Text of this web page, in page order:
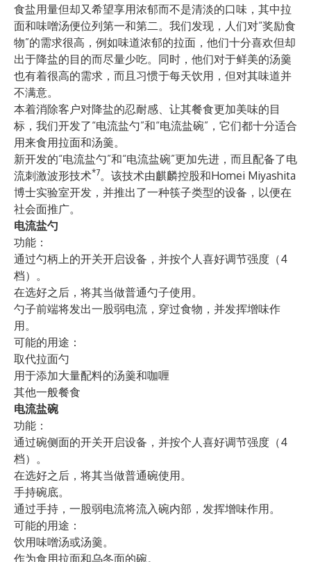
食盐用量但却又希望享用浓郁而不是清淡的口味，其中拉
面和味噌汤便位列第一和第二。我们发现，人们对“奖励食
物”的需求很高，例如味道浓郁的拉面，他们十分喜欢但却
出于降盐的目的而尽量少吃。同时，他们对于鲜美的汤羹
也有着很高的需求，而且习惯于每天饮用，但对其味道并
不满意。
本着消除客户对降盐的忍耐感、让其餐食更加美味的目
标，我们开发了“电流盐勺”和“电流盐碗”，它们都十分适合
用来食用拉面和汤羹。
新开发的“电流盐勺”和“电流盐碗”更加先进，而且配备了电
流刺激波形技术*7。该技术由麒麟控股和Homei Miyashita
博士实验室开发，并推出了一种筷子类型的设备，以便在
社会面推广。
电流盐勺
功能：
通过勺柄上的开关开启设备，并按个人喜好调节强度（4
档）。
在选好之后，将其当做普通勺子使用。
勺子前端将发出一股弱电流，穿过食物，并发挥增味作
用。
可能的用途：
取代拉面勺
用于添加大量配料的汤羹和咖喱
其他一般餐食
电流盐碗
功能 ：
通过碗侧面的开关开启设备，并按个人喜好调节强度（4
档）。
在选好之后，将其当做普通碗使用。
手持碗底。
通过手持，一股弱电流将流入碗内部，发挥增味作用。
可能的用途 ：
饮用味噌汤或汤羹。
作为食用拉面和乌冬面的碗。